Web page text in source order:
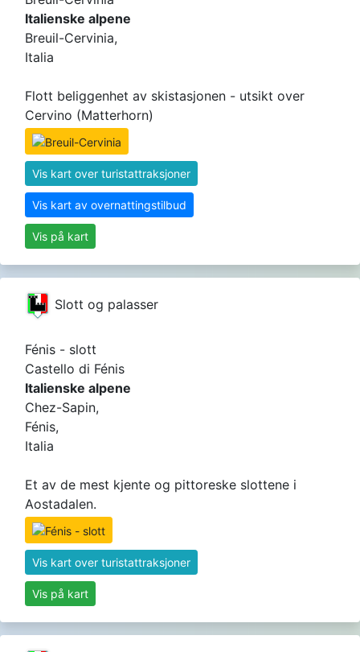
Italienske alpene
Breuil-Cervinia,
Italia
Flott beliggenhet av skistasjonen - utsikt over
Cervino (Matterhorn)
Vis kart over turistattraksjoner
Vis kart av overnattingstilbud
Vis på kart
Slott og palasser
Fénis - slott
Castello di Fénis
Italienske alpene
Chez-Sapin,
Fénis,
Italia
Et av de mest kjente og pittoreske slottene i
Aostadalen.
Vis kart over turistattraksjoner
Vis på kart